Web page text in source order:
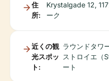
住
所:
Krystalgade 12,
ーク
近くの観
光スポッ
ト:
ラウンドタワ
ストロイエ（
ート